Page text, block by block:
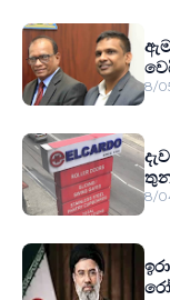
8/
8/